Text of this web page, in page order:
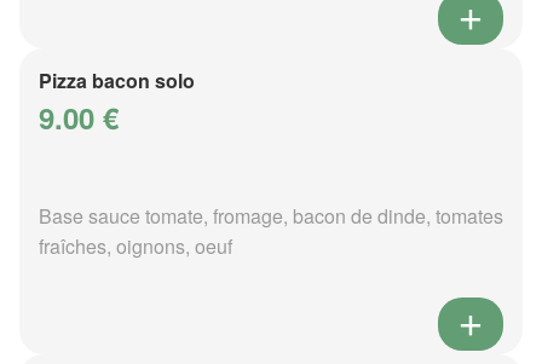
Pizza bacon solo
9.00 €
Base sauce tomate, fromage, bacon de dinde, tomates
fraîches, oignons, oeuf